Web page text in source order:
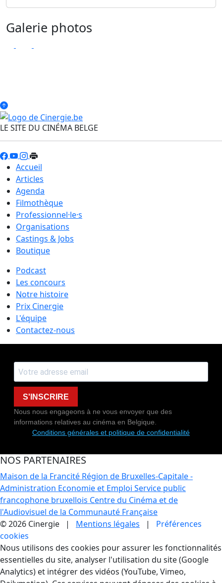
Galerie photos
LE SITE DU CINÉMA BELGE
Accueil
Articles
Agenda
Filmothèque
Professionnel·le·s
Organisations
Castings & Jobs
Boutique
Podcast
Les concours
Notre histoire
Prix Cinergie
L'équipe
Contactez-nous
S'INSCRIRE
Nous nous engageons à ne vous envoyer que des
informations relatives au cinéma en Belgique.
Conditions générales et politique de confidentialité
NOS PARTENAIRES
Maison de la Francité Région de Bruxelles-Capitale -
Administration Economie et Emploi Service public
francophone bruxellois Centre du Cinéma et de
l'Audiovisuel de la Communauté Française
© 2026 Cinergie | Mentions légales | Préférences
cookies
Gestion des Cookies
Nous utilisons des cookies pour assurer les fonctionnalités
essentielles du site, analyser l'utilisation du site (Google
Analytics) et intégrer des vidéos (YouTube, Vimeo,